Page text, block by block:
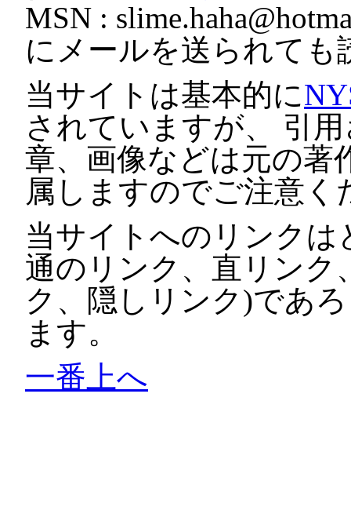
MSN :
にメールを送られても
当サイトは基本的に
されていますが、 引
章、画像などは元の著
属しますのでご注意く
当サイトへのリンクは
通のリンク、直リンク
ク、隠しリンク)であ
ます。
一番上へ